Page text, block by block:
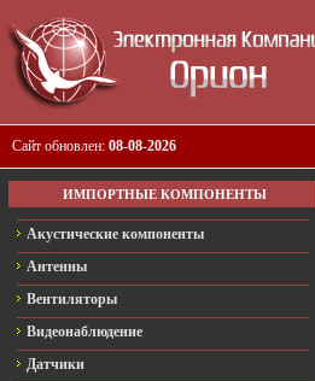
Сайт обновлен: 08-08-2026
ИМПОРТНЫЕ КОМПОНЕНТЫ
Акустические компоненты
Антенны
Вентиляторы
Видеонаблюдение
Датчики